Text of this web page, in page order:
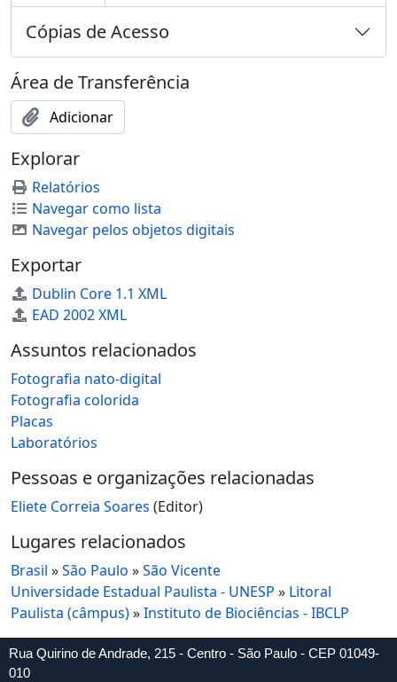
Cópias de Acesso
Área de Transferência
Adicionar
Explorar
Relatórios
Navegar como lista
Navegar pelos objetos digitais
Exportar
Dublin Core 1.1 XML
EAD 2002 XML
Assuntos relacionados
Fotografia nato-digital
Fotografia colorida
Placas
Laboratórios
Pessoas e organizações relacionadas
Eliete Correia Soares (Editor)
Lugares relacionados
Brasil »São Paulo »São Vicente
Universidade Estadual Paulista - UNESP » Litoral
Paulista (câmpus)»Instituto de Biociências - IBCLP
Rua Quirino de Andrade, 215 - Centro - São Paulo - CEP 01049-
010